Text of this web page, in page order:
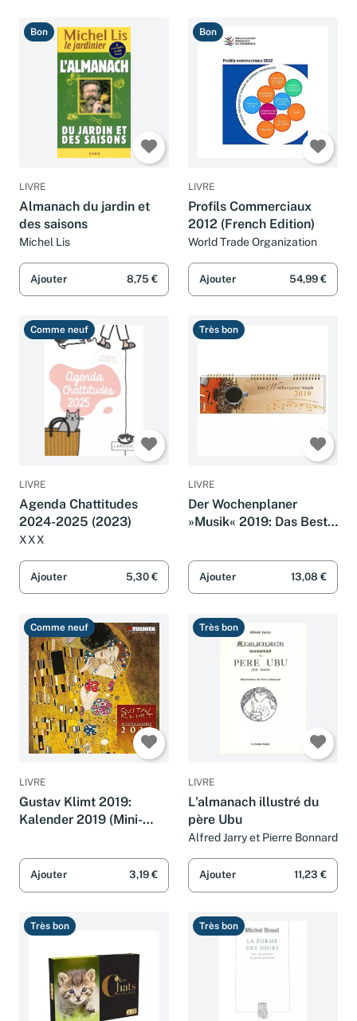
Bon
LIVRE
Almanach du jardin et
des saisons
Michel Lis
Ajouter 8,75 €
Bon
LIVRE
Profils Commerciaux
2012 (French Edition)
World Trade Organization
Ajouter 54,99 €
Comme neuf
LIVRE
Agenda Chattitudes
2024-2025 (2023)
XXX
Ajouter 5,30 €
Très bon
LIVRE
Der Wochenplaner
»Musik« 2019: Das Beste
in den Noten
Ajouter 13,08 €
Comme neuf
LIVRE
Gustav Klimt 2019:
Kalender 2019 (Mini-
Ajouter 3,19 €
Très bon
LIVRE
L'almanach illustré du
père Ubu
Alfred Jarry et Pierre Bonnard
Ajouter 11,23 €
Très bon Très bon